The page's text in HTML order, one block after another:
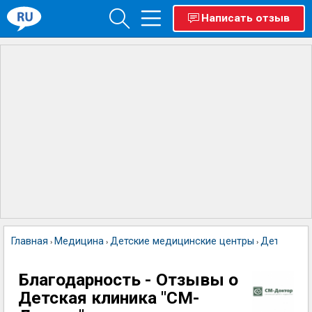
Написать отзыв
Главная › Медицина › Детские медицинские центры › Детская
Благодарность - Отзывы о
Детская клиника "СМ-